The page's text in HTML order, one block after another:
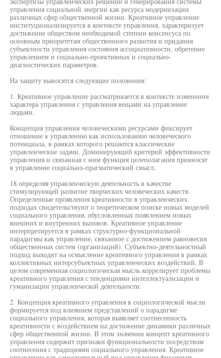
управления социальной энергии как ресурса модернизации
различных сфер общественной жизни. Креативное управление
институционализируется в контексте управления, характеризует
достижение обществом необходимой степени консенсуса по
основным приоритетам общественного развития и придания
субъектности управления состояния ассоциативности, обретение
управлением и социально-проективных и социально-
диагностических параметров.
На защиту выносятся следующие положения:
1. Креативное управление рассматривается в контексте изменения
характера управления с управления вещами на управление
людьми.
Концепция управления человеческими ресурсами фиксирует
отношение к управлению как использованию человеческого
потенциала, в рамках которого решаются классические
управленческие задачи. Доминирующий критерий эффективности
управления и связанная с ним функция целеполагания привносят
в управление социально-прагматический смысл,
18 определяя управленческую деятельность в качестве
стимулирующей развитие творческих человеческих качеств.
Определенные проявления креативности в управленческих
подходах свидетельствуют о теоретическом поиске новых моделей
социального управления, обусловленных появлением новых
внешних и внутренних вызовов. Креативное управление
интерпретируется в рамках структурно-функциональной
парадигмы как управление, связанное с достижением равновесия
общественных систем (организаций). Субъектно-деятельностный
подход выходит на осмысление креативного управления в рамках
коллективных интерсубъектных управленческих воздействий. В
целом современная социологическая мысль коррелирует проблемы
креативного управления с тенденциями интеллектуализации и
гуманизации управленческой деятельности.
2. Концепция креативного управления в социологической мысли
формируется под влиянием представлений о парадигме
социального управления, которая выявляет соотнесенность
креативности с воздействием на достижение динамики различных
сфер общественной жизни. В этом значении концепт креативного
управления содержит признаки функциональности посредством
соотнесения с традициями социального управления. Креативное